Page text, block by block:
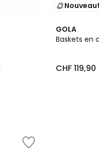
GOLA
Baskets en
CHF 119,90